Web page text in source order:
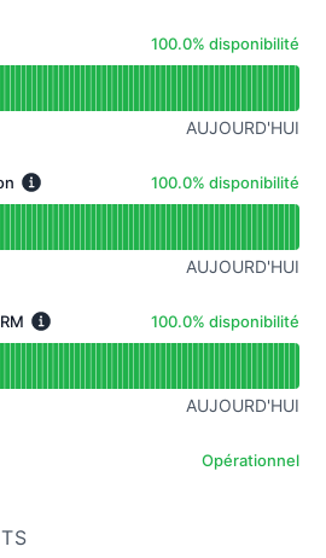
100% - disponibilité
100.0% disponibilité
IL Y A 90 JOURS AUJOURD'HUI
- Opérationnel
100% - disponibilité
100.0% disponibilité
IL Y A 90 JOURS AUJOURD'HUI
- Opérationnel
100% - disponibilité
100.0% disponibilité
IL Y A 90 JOURS AUJOURD'HUI
Opérationnel